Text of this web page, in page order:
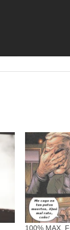
100% MAX.